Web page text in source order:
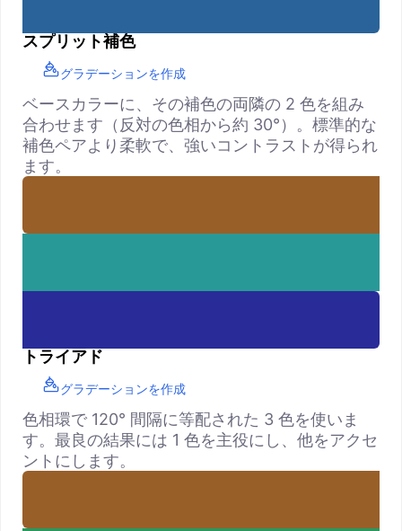
スプリット補色
グラデーションを作成
ベースカラーに、その補色の両隣の 2 色を組み
合わせます（反対の色相から約 30°）。標準的な
補色ペアより柔軟で、強いコントラストが得られ
ます。
トライアド
グラデーションを作成
色相環で 120° 間隔に等配された 3 色を使いま
す。最良の結果には 1 色を主役にし、他をアクセ
ントにします。